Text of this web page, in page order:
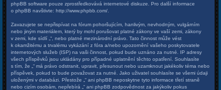
phpBB software pouze zprostředkovává internetové diskuze. Pro další informace
o phpBB navštivte: http://www.phpbb.com/
Zavazujete se nepřispívat na fórum pohoršujícím, hanlivým, nevhodným, vulgárním
nebo jiným materiálem, který by mohl porušovat platné zákony ve vaší zemi, zákony
v zemi, kde sídlí „“, nebo platné mezinárodní právo. Tato činnost může vést
k okamžitému a trvalému vykázání z fóra a/nebo upozornění vašeho poskytovatele
internetových služeb (ISP) na vaši činnost, pokud bude uznáno za nutné. IP adresy
všech příspěvků jsou ukládány pro případné uplatnění těchto opatření. Souhlasíte
s tím, že „“ má právo odstranit, upravit, přesunout nebo uzamknout jakékoliv téma nebo
příspěvek, pokud to bude považovat za nutné. Jako uživatel souhlasíte se všemi údaji
uloženými v databázi. Přestože „“ ani phpBB neposkytne tyto informace třetí straně
nebo cizím osobám, nepřebírá „“ ani phpBB zodpovědnost za jakýkoliv pokus